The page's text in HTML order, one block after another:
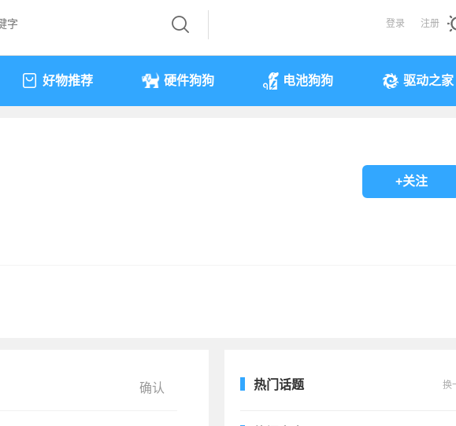
登录 注册
好物推荐 硬件狗狗 电池狗狗 驱动之家
+关注
热门话题 换